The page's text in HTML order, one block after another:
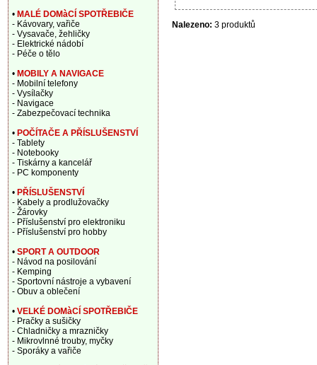
Nalezeno: 3 produktů
• MALÉ DOMàCÍ SPOTŘEBIČE
- Kávovary, vařiče
- Vysavače, žehličky
- Elektrické nádobí
- Péče o tělo
• MOBILY A NAVIGACE
- Mobilní telefony
- Vysílačky
- Navigace
- Zabezpečovací technika
• POČÍTAČE A PŘÍSLUŠENSTVÍ
- Tablety
- Notebooky
- Tiskárny a kancelář
- PC komponenty
• PŘÍSLUŠENSTVÍ
- Kabely a prodlužovačky
- Žárovky
- Příslušenství pro elektroniku
- Příslušenství pro hobby
• SPORT A OUTDOOR
- Návod na posilování
- Kemping
- Sportovní nástroje a vybavení
- Obuv a oblečení
• VELKÉ DOMàCÍ SPOTŘEBIČE
- Pračky a sušičky
- Chladničky a mrazničky
- Mikrovlnné trouby, myčky
- Sporáky a vařiče